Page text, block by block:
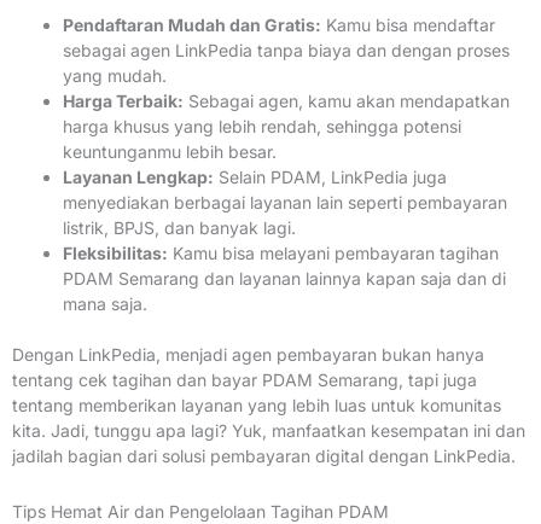
Pendaftaran Mudah dan Gratis: Kamu bisa mendaftar
sebagai agen LinkPedia tanpa biaya dan dengan proses
yang mudah.
Harga Terbaik: Sebagai agen, kamu akan mendapatkan
harga khusus yang lebih rendah, sehingga potensi
keuntunganmu lebih besar.
Layanan Lengkap: Selain PDAM, LinkPedia juga
menyediakan berbagai layanan lain seperti pembayaran
listrik, BPJS, dan banyak lagi.
Fleksibilitas: Kamu bisa melayani pembayaran tagihan
PDAM Semarang dan layanan lainnya kapan saja dan di
mana saja.
Dengan LinkPedia, menjadi agen pembayaran bukan hanya
tentang cek tagihan dan bayar PDAM Semarang, tapi juga
tentang memberikan layanan yang lebih luas untuk komunitas
kita. Jadi, tunggu apa lagi? Yuk, manfaatkan kesempatan ini dan
jadilah bagian dari solusi pembayaran digital dengan LinkPedia.
Tips Hemat Air dan Pengelolaan Tagihan PDAM